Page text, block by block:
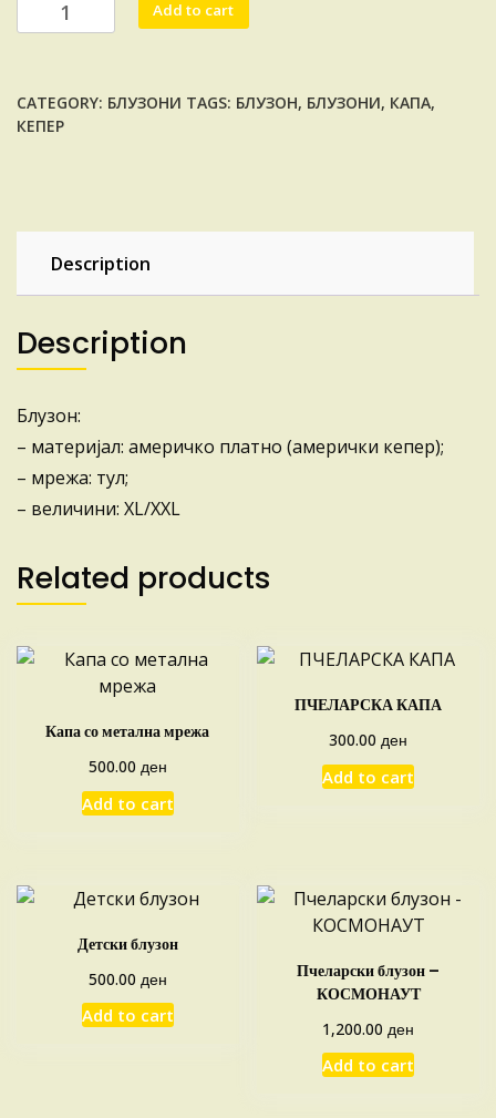
(Американ)
Add to cart
CATEGORY: БЛУЗОНИ TAGS: БЛУЗОН, БЛУЗОНИ, КАПА,
КЕПЕР
Description
Description
Блузон:
– материјал: америчко платно (амерички кепер);
– мрежа: тул;
– величини: XL/XXL
Related products
Капа со метална мрежа
500.00 ден
Add to cart
ПЧЕЛАРСКА КАПА
300.00ден
Add to cart
Детски блузон
500.00 ден
Add to cart
Пчеларски блузон –
КОСМОНАУТ
1,200.00 ден
Add to cart